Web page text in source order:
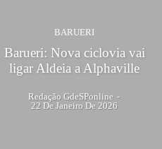
BARUERI
Barueri: Nova ciclovia vai
ligar Aldeia a Alphaville
Redação GdeSPonline -
22 De Janeiro De 2026